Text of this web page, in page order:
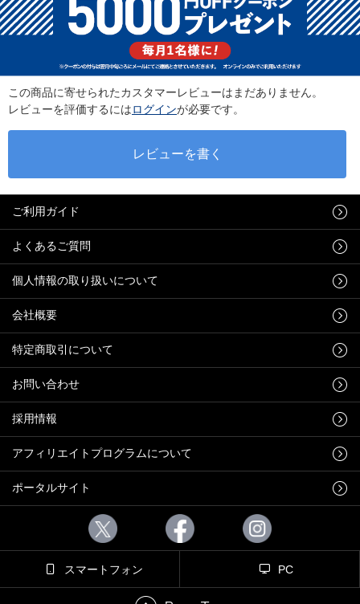
この商品に寄せられたカスタマーレビューはまだありません。
レビューを評価するにはログインが必要です。
ご利用ガイド
よくあるご質問
個人情報の取り扱いについて
会社概要
特定商取引について
お問い合わせ
採用情報
アフィリエイトプログラムについて
ポータルサイト
スマートフォン PC